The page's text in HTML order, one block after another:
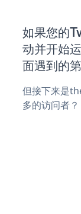
如果您的
动并开始
面遇到的
但接下来是
多的访问者？